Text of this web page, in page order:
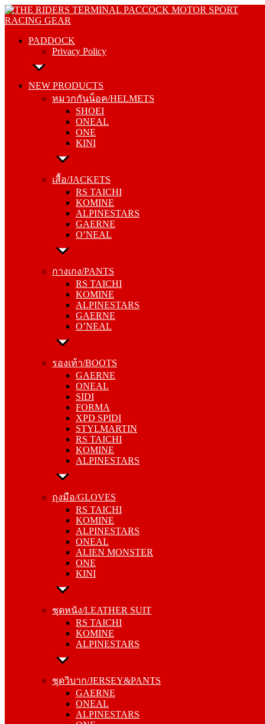
Skip
to
PADDOCK
Privacy Policy
NEW PRODUCTS
หมวกกันน็อค/HELMETS
SHOEI
ONEAL
ONE
KINI
เสื้อ/JACKETS
RS TAICHI
KOMINE
ALPINESTARS
GAERNE
O’NEAL
กางเกง/PANTS
RS TAICHI
KOMINE
ALPINESTARS
GAERNE
O’NEAL
รองเท้า/BOOTS
GAERNE
ONEAL
SIDI
FORMA
XPD SPIDI
STYLMARTIN
RS TAICHI
KOMINE
ALPINESTARS
ถุงมือ/GLOVES
RS TAICHI
KOMINE
ALPINESTARS
ONEAL
ALIEN MONSTER
ONE
KINI
ชุดหนัง/LEATHER SUIT
RS TAICHI
KOMINE
ALPINESTARS
ชุดวิบาก/JERSEY&PANTS
GAERNE
ONEAL
ALPINESTARS
PADDOCK
NEW PRODUCTS
SHOEI
ONEAL
ONE
KINI
เสื้อ/JACKETS
KOMINE
ALPINESTARS
GAERNE
O’NEAL
กางเกง/PANTS
KOMINE
ALPINESTARS
GAERNE
O’NEAL
รองเท้า/BOOTS
ONEAL
SIDI
FORMA
XPD SPIDI
STYLMARTIN
RS TAICHI
KOMINE
ALPINESTARS
ถุงมือ/GLOVES
KOMINE
ALPINESTARS
ONEAL
ALIEN MONSTER
ONE
KINI
ชุดหนัง/LEATHER SUIT
KOMINE
ALPINESTARS
ชุดวิบาก/JERSEY&PANTS
ONEAL
ALPINESTARS
ONE
KINI